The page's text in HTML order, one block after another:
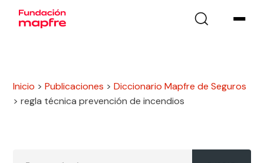
Inicio >Publicaciones >Diccionario Mapfre de Seguros
>regla técnica prevención de incendios